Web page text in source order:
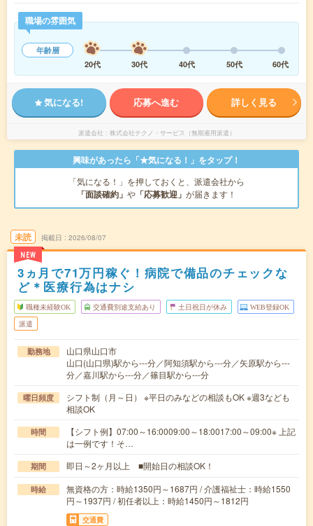
職場の雰囲気
年齢層
20代
30代 40代 50代 60代
気になる! 応募へ進む 詳しく見る
派遣会社 株式会社テクノ・サービス（無期雇用派遣）
興味があったら「★気になる！」をタップ！
「気になる！」を押しておくと、派遣会社から
「面談確約」 や 「応募歓迎」 が届きます！
未読
NEW
掲載日 2026/08/07
3ヵ月で71万円稼ぐ！病院で備品のチェックな
ど＊医療行為はナシ
職種未経験OK 交通費別途支給あり 土日祝日が休み WEB登録OK
派遣
勤務地
山口県山口市
山口(山口県)駅から---分／阿知須駅から---分／矢原駅から---
分／嘉川駅から---分／篠目駅から---分
曜日頻度
シフト制（月～日） ※平日のみなどの相談もOK ※週3なども
相談OK
時間
【シフト例】07:00～16:0009:00～18:0017:00～09:00※ 上記
は一例です！そ…
期間 即日～2ヶ月以上 ■開始日の相談OK！
時給
無資格の方：時給1350円～1687円 / 介護福祉士：時給1550
円～1937円 / 初任者以上：時給1450円～1812円
交通費